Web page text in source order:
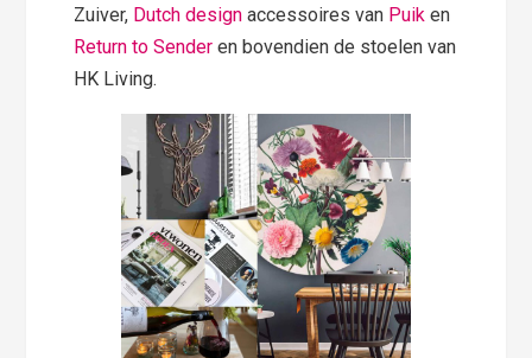
Zuiver, Dutch designaccessoires van Puik en
Return to Sender en bovendien de stoelen van
HK Living.